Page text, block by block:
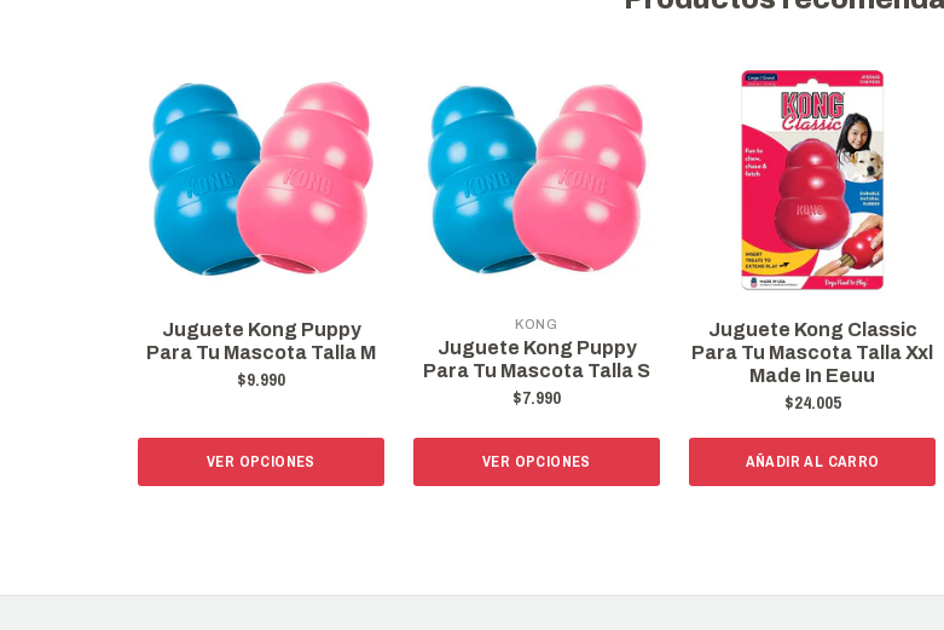
Juguete Kong Puppy
Para Tu Mascota Talla M
$9.990
VER OPCIONES
KONG
Juguete Kong Puppy
Para Tu Mascota Talla S
$7.990
VER OPCIONES
Juguete Kong Classic
Para Tu Mascota Talla Xxl
Made In Eeuu
$24.005
AÑADIR AL CARRO